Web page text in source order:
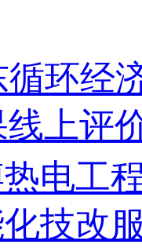
循环经
上评
电工
技改